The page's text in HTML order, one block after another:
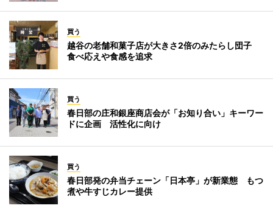
買う
越谷の老舗和菓子店が大きさ2倍のみたらし団子
食べ応えや食感を追求
買う
春日部の庄和銀座商店会が「お知り合い」キーワー
ドに企画 活性化に向け
買う
春日部発の弁当チェーン「日本亭」が新業態 もつ
煮や牛すじカレー提供